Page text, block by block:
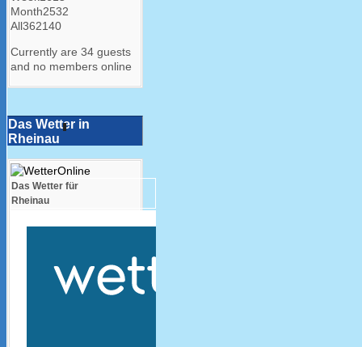
Month2532
All362140
Currently are 34 guests
and no members online
Das Wetter in
Rheinau
Das Wetter für
Rheinau